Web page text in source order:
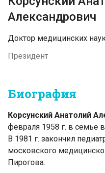
Александрович
Доктор медицинских
Президент
Биография
Корсунский Анатолий
февраля 1958 г. в семье
В 1981 г. закончил
московского
Пирогова.